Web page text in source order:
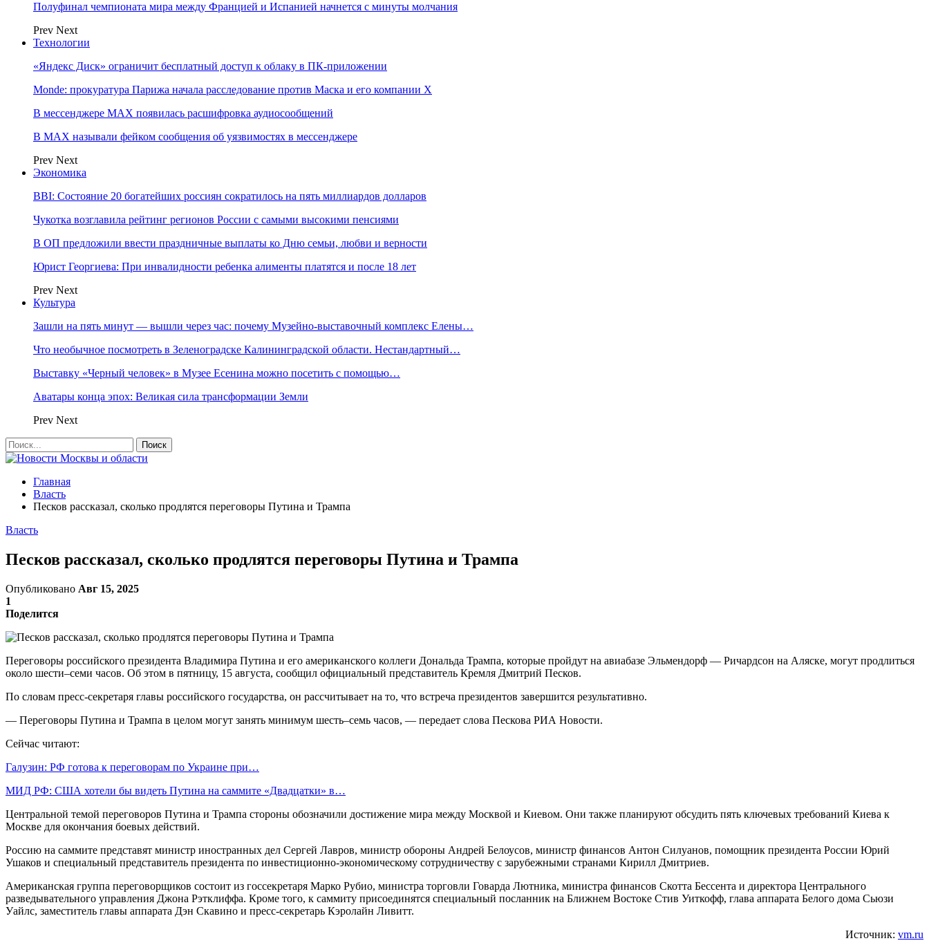
Полуфинал чемпионата мира между Францией и Испанией начнется с минуты молчания
Prev Next
Технологии
«Яндекс Диск» ограничит бесплатный доступ к облаку в ПК-приложении
Monde: прокуратура Парижа начала расследование против Маска и его компании X
В мессенджере MAX появилась расшифровка аудиосообщений
В МAX называли фейком сообщения об уязвимостях в мессенджере
Prev Next
Экономика
BBI: Состояние 20 богатейших россиян сократилось на пять миллиардов долларов
Чукотка возглавила рейтинг регионов России с самыми высокими пенсиями
В ОП предложили ввести праздничные выплаты ко Дню семьи, любви и верности
Юрист Георгиева: При инвалидности ребенка алименты платятся и после 18 лет
Prev Next
Культура
Зашли на пять минут — вышли через час: почему Музейно-выставочный комплекс Елены…
Что необычное посмотреть в Зеленоградске Калининградской области. Нестандартный…
Выставку «Черный человек» в Музее Есенина можно посетить с помощью…
Аватары конца эпох: Великая сила трансформации Земли
Prev Next
Главная
Власть
Песков рассказал, сколько продлятся переговоры Путина и Трампа
Власть
Песков рассказал, сколько продлятся переговоры Путина и Трампа
Опубликовано Авг 15, 2025
1
Поделится
Переговоры российского президента Владимира Путина и его американского коллеги Дональда Трампа, которые пройдут на авиабазе Эльмендорф — Ричардсон на Аляске, могут продлиться
около шести–семи часов. Об этом в пятницу, 15 августа, сообщил официальный представитель Кремля Дмитрий Песков.
По словам пресс-секретаря главы российского государства, он рассчитывает на то, что встреча президентов завершится результативно.
— Переговоры Путина и Трампа в целом могут занять минимум шесть–семь часов, — передает слова Пескова РИА Новости.
Сейчас читают:
Галузин: РФ готова к переговорам по Украине при…
МИД РФ: США хотели бы видеть Путина на саммите «Двадцатки» в…
Центральной темой переговоров Путина и Трампа стороны обозначили достижение мира между Москвой и Киевом. Они также планируют обсудить пять ключевых требований Киева к
Москве для окончания боевых действий.
Россию на саммите представят министр иностранных дел Сергей Лавров, министр обороны Андрей Белоусов, министр финансов Антон Силуанов, помощник президента России Юрий
Ушаков и специальный представитель президента по инвестиционно-экономическому сотрудничеству с зарубежными странами Кирилл Дмитриев.
Американская группа переговорщиков состоит из госсекретаря Марко Рубио, министра торговли Говарда Лютника, министра финансов Скотта Бессента и директора Центрального
разведывательного управления Джона Рэтклиффа. Кроме того, к саммиту присоединятся специальный посланник на Ближнем Востоке Стив Уиткофф, глава аппарата Белого дома Сьюзи
Уайлс, заместитель главы аппарата Дэн Скавино и пресс-секретарь Кэролайн Ливитт.
Источник: vm.ru